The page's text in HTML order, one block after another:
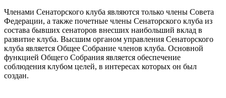
Членами Сенаторского клуба являются только члены Совета
Федерации, а также почетные члены Сенаторского клуба из
состава бывших сенаторов внесших наибольший вклад в
развитие клуба. Высшим органом управления Сенаторского
клуба является Общее Собрание членов клуба. Основной
функцией Общего Собрания является обеспечение
соблюдения клубом целей, в интересах которых он был
создан.